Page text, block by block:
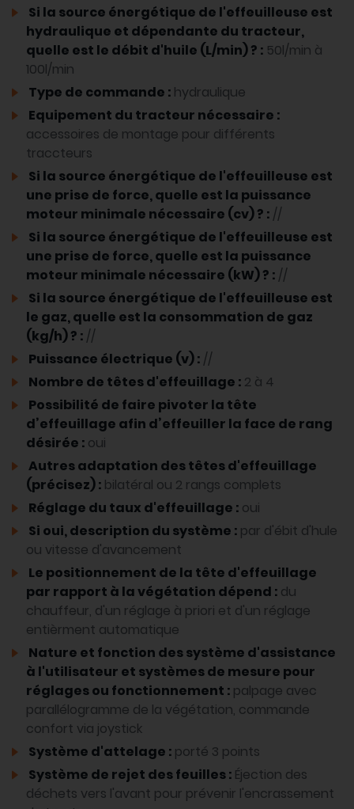
Si la source énergétique de l'effeuilleuse est
hydraulique et dépendante du tracteur,
quelle est le débit d'huile (L/min) ? : 50l/min à
100l/min
Type de commande : hydraulique
Equipement du tracteur nécessaire :
accessoires de montage pour différents
traccteurs
Si la source énergétique de l'effeuilleuse est
une prise de force, quelle est la puissance
moteur minimale nécessaire (cv) ? : //
Si la source énergétique de l'effeuilleuse est
une prise de force, quelle est la puissance
moteur minimale nécessaire (kW) ? : //
Si la source énergétique de l'effeuilleuse est
le gaz, quelle est la consommation de gaz
(kg/h) ? : //
Puissance électrique (v) : //
Nombre de têtes d'effeuillage : 2 à 4
Possibilité de faire pivoter la tête
d’effeuillage afin d’effeuiller la face de rang
désirée : oui
Autres adaptation des têtes d'effeuillage
(précisez) : bilatéral ou 2 rangs complets
Réglage du taux d'effeuillage : oui
Si oui, description du système : par d'ébit d'hule
ou vitesse d'avancement
Le positionnement de la tête d'effeuillage
par rapport à la végétation dépend : du
chauffeur, d'un réglage à priori et d'un réglage
entièrment automatique
Nature et fonction des système d'assistance
à l'utilisateur et systèmes de mesure pour
réglages ou fonctionnement : palpage avec
parallélogramme de la végétation, commande
confort via joystick
Système d'attelage : porté 3 points
Système de rejet des feuilles : Éjection des
déchets vers l'avant pour prévenir l'encrassement